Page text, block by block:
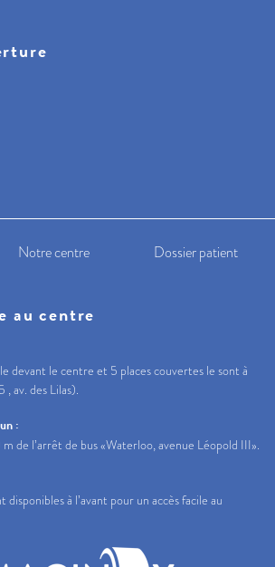
Notre centre
Dossier patient
au centre
devant le centre et 5 places couvertes le sont à
av. des Lilas).
:
de l’arrêt de bus «Waterloo, avenue Léopold III».
disponibles à l’avant pour un accès facile au